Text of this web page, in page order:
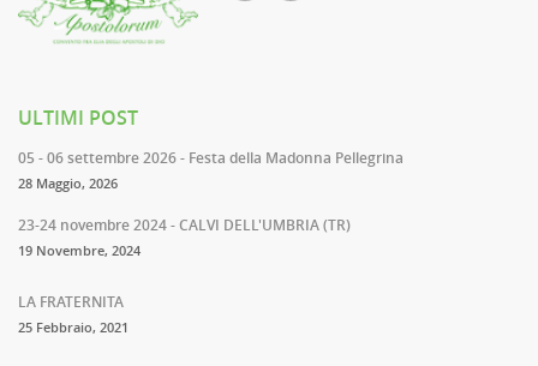
ULTIMI POST
05 - 06 settembre 2026 - Festa della Madonna Pellegrina
28 Maggio, 2026
23-24 novembre 2024 - CALVI DELL'UMBRIA (TR)
19 Novembre, 2024
LA FRATERNITA
25 Febbraio, 2021